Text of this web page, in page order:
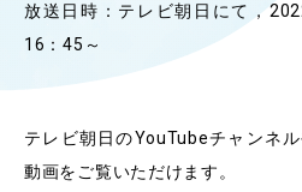
ABOUT
学部概要
放送日時：テレビ朝日にて，
16：45～
テレビ朝日のYouTubeチャンネル
動画をご覧いただけます。